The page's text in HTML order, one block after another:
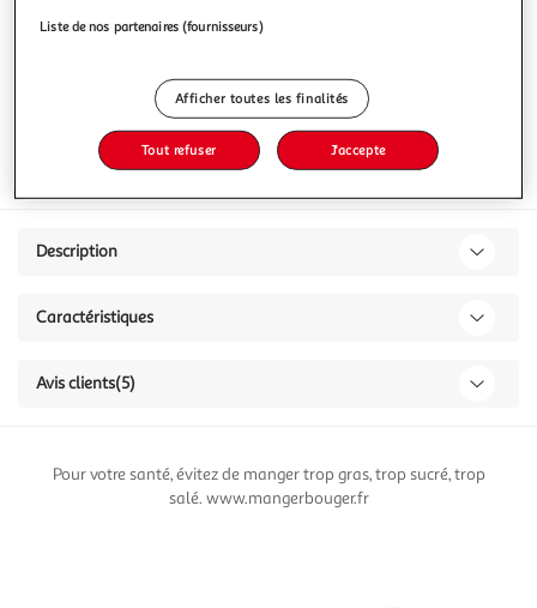
Afficher le prix
Description
Caractéristiques
Avis clients(5)
Pour votre santé, évitez de manger trop gras, trop sucré, trop
salé. www.mangerbouger.fr
Liste de nos partenaires (fournisseurs)
Afficher toutes les finalités
Tout refuser J'accepte